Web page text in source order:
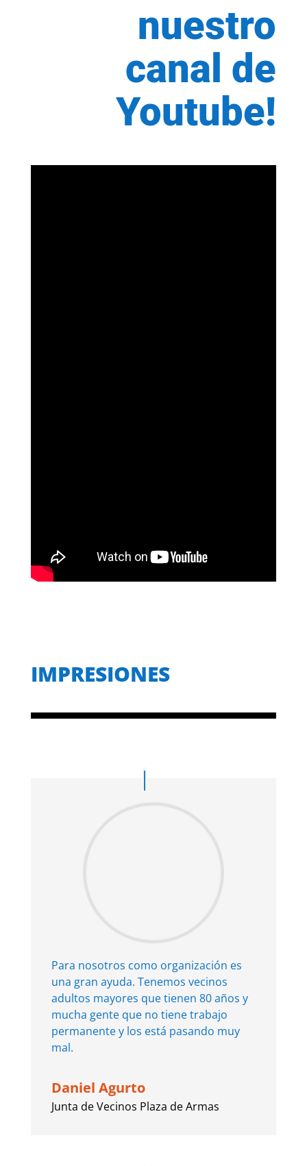
nuestro
canal de
Youtube!
IMPRESIONES
Para nosotros como organización es
una gran ayuda. Tenemos vecinos
adultos mayores que tienen 80 años y
mucha gente que no tiene trabajo
permanente y los está pasando muy
mal.
Daniel Agurto
Junta de Vecinos Plaza de Armas